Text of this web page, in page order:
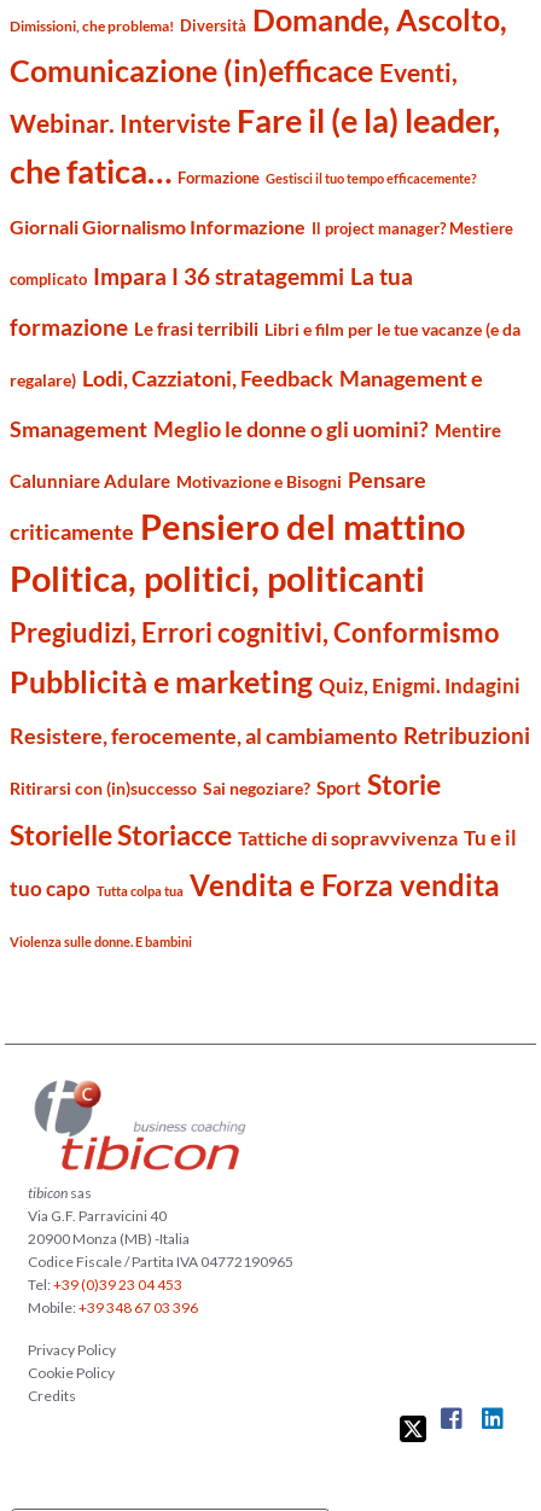
Dimissioni, che problema! Diversità Domande, Ascolto,
Comunicazione (in)efficace Eventi,
Webinar. Interviste Fare il (e la) leader,
che fatica… Formazione Gestisci il tuo tempo efficacemente?
Giornali Giornalismo Informazione Il project manager? Mestiere
complicato Impara I 36 stratagemmi La tua
formazione Le frasi terribili Libri e film per le tue vacanze (e da
regalare) Lodi, Cazziatoni, Feedback Management e
Smanagement Meglio le donne o gli uomini? Mentire
Calunniare Adulare Motivazione e Bisogni Pensare
criticamente Pensiero del mattino
Politica, politici, politicanti
Pregiudizi, Errori cognitivi, Conformismo
Pubblicità e marketing Quiz, Enigmi. Indagini
Resistere, ferocemente, al cambiamento Retribuzioni
Ritirarsi con (in)successo Sai negoziare? Sport Storie
Storielle Storiacce Tattiche di sopravvivenza Tu e il
tuo capo Tutta colpa tua Vendita e Forza vendita
Violenza sulle donne. E bambini
tibicon sas
Via G.F. Parravicini 40
20900 Monza (MB) -Italia
Codice Fiscale / Partita IVA 04772190965
Tel:+39 (0)39 23 04 453
Mobile:+39 348 67 03 396
Privacy Policy
Cookie Policy
Credits